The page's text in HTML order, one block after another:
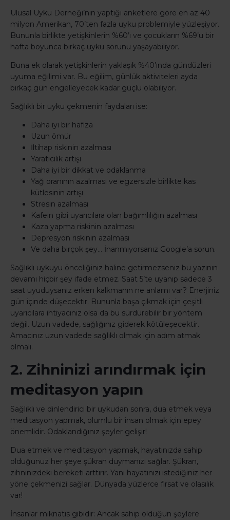
Ulusal Uyku Derneği’nin yaptığı anketlere göre en az 40
milyon Amerikan, 70’ten fazla uyku problemiyle yüzleşiyor.
Bununla birlikte yetişkinlerin %60’ı ve çocukların %69’u bir
hafta boyunca birkaç uyku sorunu yaşayabiliyor.
Buna ek olarak yetişkinlerin yaklaşık %40’ında gündüzleri
uyuma eğilimi var. Bu eğilim, günlük aktiviteleri ayda
birkaç gün engelleyecek kadar güçlü olabiliyor.
Sağlıklı bir uyku çekmenin faydaları ise:
Daha iyi bir hafıza
Uzun ömür
İltihap riskinin azalması
Yaratıcılık artışı
Daha iyi bir dikkat ve odaklanma
Yağ oranının azalması ve egzersizle birlikte kas
kütlesinin artışı
Stresin azalması
Kafein gibi uyarıcılara olan bağımlılığın azalması
Kaza yapma riskinin azalması
Depresyon riskinin azalması
Ve daha birçok şey… İnanmıyorsanız Google’a sorun.
Sağlıklı uykuyu önceliğiniz haline getirmezseniz bu yazının
devamı hiçbir şey ifade etmez. Saat 5’te uyanıp sadece 3
saat uyuduysanız erken kalkmanın ne anlamı var? Enerjiniz
gün içinde düşecektir. Bununla başa çıkmak için çeşitli
uyarıcılara ihtiyacınız olsa da bu sürdürebilir bir yöntem
değil. Uzun vadede, sağlığınız giderek kötüleşecektir.
Amacınız uzun vadede sağlıklı olmak için adım atmak
olmalı.
2. Zihninizi arındırmak için
meditasyon yapın
Sağlıklı ve dinlendirici bir uykudan sonra, dua etmek veya
meditasyon yapmak, olumlu bir insan olmak için epey
önemlidir. Odaklandığınız şeyler gelişir!
Dua etmek ve meditasyon yapmak, hayatınızda sahip
olduğunuz her şeye şükran duymanızı sağlar. Şükran,
zihninizdeki bereketi arttırır. Yani hayatınızı istediğiniz her
yöne çekmenizi sağlar. Dünyada yüzlerce fırsat ve olasılık
var!
İnsanlar mıknatıs gibidir: Ancak sahip olduğun şeylere